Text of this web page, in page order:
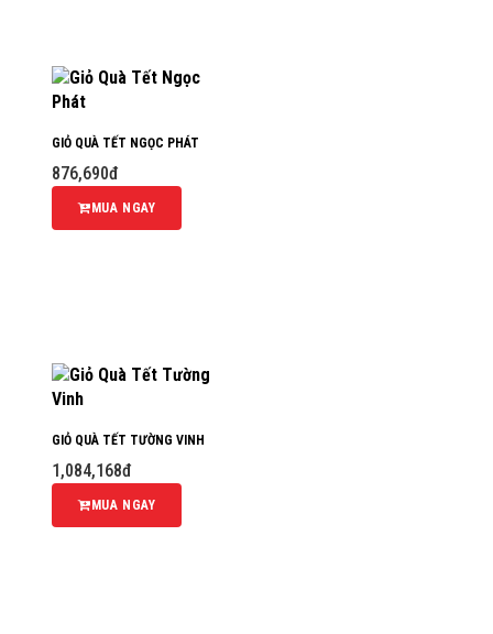
GIỎ QUÀ TẾT NGỌC PHÁT
876,690đ
MUA NGAY
GIỎ QUÀ TẾT TƯỜNG VINH
1,084,168đ
MUA NGAY